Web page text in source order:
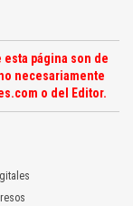
página son de
necesariamente
o del Editor.